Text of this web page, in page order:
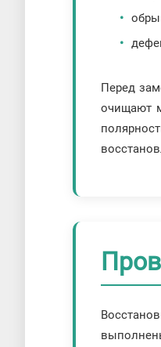
Перед
очищают